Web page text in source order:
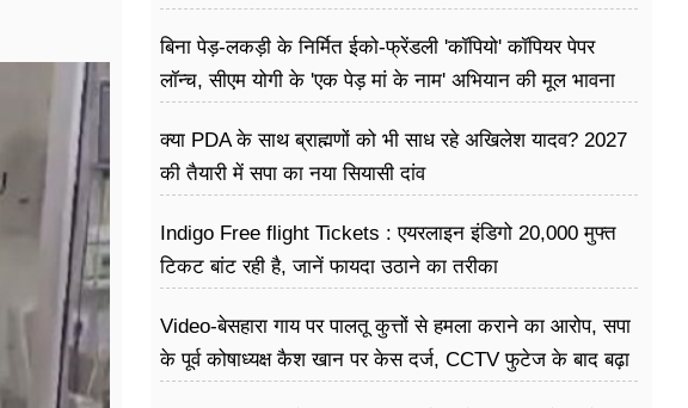
बिना पेड़-लकड़ी के निर्मित ईको-फ्रेंडली 'कॉपियो' कॉपियर पेपर
लॉन्च, सीएम योगी के 'एक पेड़ मां के नाम' अभियान की मूल भावना
क्या PDA के साथ ब्राह्मणों को भी साध रहे अखिलेश यादव? 2027
की तैयारी में सपा का नया सियासी दांव
Indigo Free flight Tickets : एयरलाइन इंडिगो 20,000 मुफ्त
टिकट बांट रही है, जानें फायदा उठाने का तरीका
Video-बेसहारा गाय पर पालतू कुत्तों से हमला कराने का आरोप, सपा
के पूर्व कोषाध्यक्ष कैश खान पर केस दर्ज, CCTV फुटेज के बाद बढ़ा